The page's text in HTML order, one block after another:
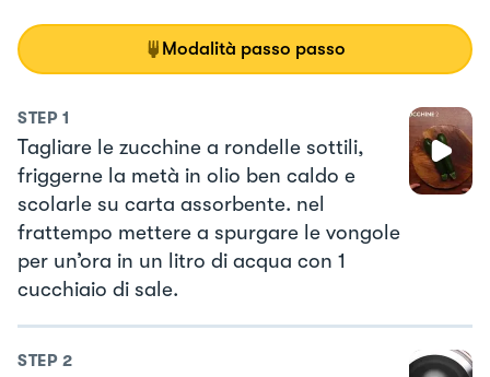
Modalità passo passo
STEP 1
Tagliare le zucchine a rondelle sottili,
friggerne la metà in olio ben caldo e
scolarle su carta assorbente. nel
frattempo mettere a spurgare le vongole
per un’ora in un litro di acqua con 1
cucchiaio di sale.
STEP 2